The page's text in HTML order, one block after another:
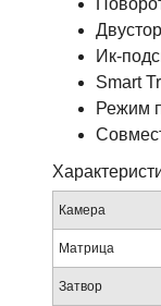
Ик-
Smart
Режим
Камера
Матрица
Затвор